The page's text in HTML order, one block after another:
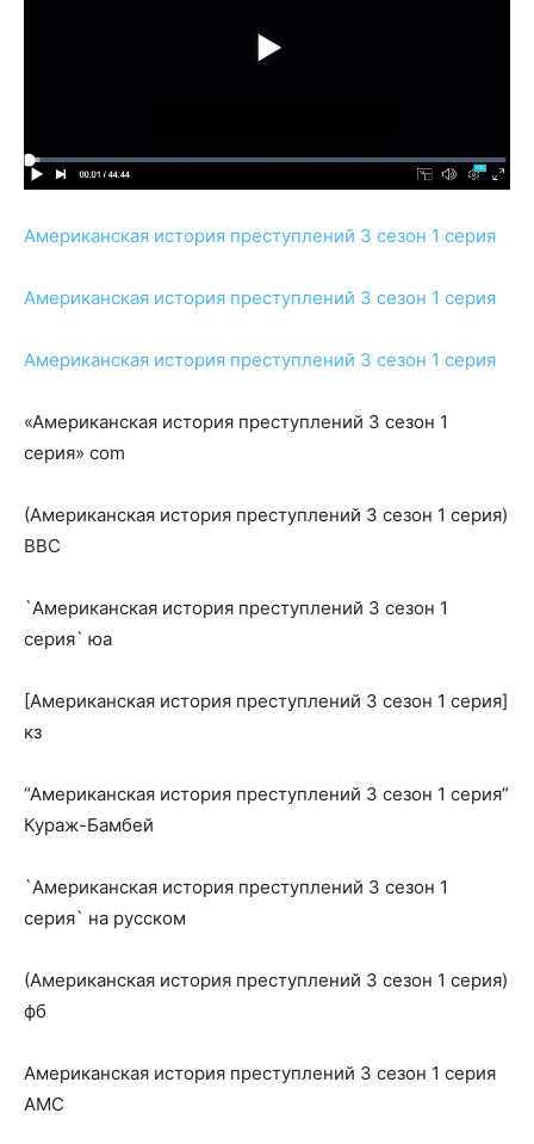
Американская история преступлений 3 сезон 1 серия
Американская история преступлений 3 сезон 1 серия
Американская история преступлений 3 сезон 1 серия
«Американская история преступлений 3 сезон 1
серия» com
(Американская история преступлений 3 сезон 1 серия)
BBC
`Американская история преступлений 3 сезон 1
серия` юа
[Американская история преступлений 3 сезон 1 серия]
кз
“Американская история преступлений 3 сезон 1 серия”
Кураж-Бамбей
`Американская история преступлений 3 сезон 1
серия` на русском
(Американская история преступлений 3 сезон 1 серия)
фб
Американская история преступлений 3 сезон 1 серия
AMC